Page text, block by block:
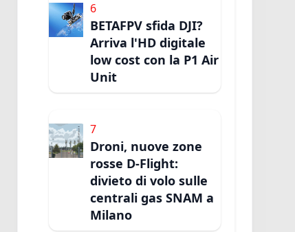
6
BETAFPV sfida DJI?
Arriva l'HD digitale
low cost con la P1 Air
Unit
7
Droni, nuove zone
rosse D-Flight:
divieto di volo sulle
centrali gas SNAM a
Milano